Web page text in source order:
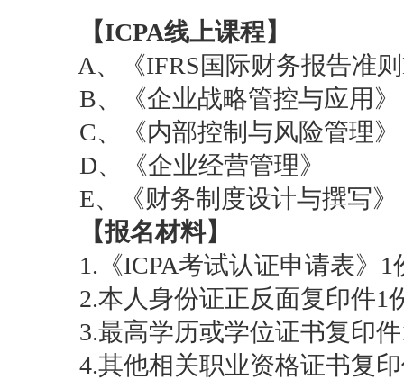
【ICPA线上课程】
A、《IFRS国际财务报告准
B、《企业战略管控与应用》
C、《内部控制与风险管理》
D、《企业经营管理》
E、《财务制度设计与撰写》
【报名材料】
1.《ICPA考试认证申请表》1
2.本人身份证正反面复印件1
3.最高学历或学位证书复印件
4.其他相关职业资格证书复印